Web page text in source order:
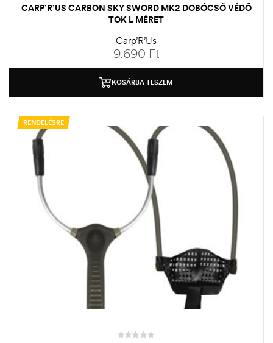
CARP’R’US CARBON SKY SWORD MK2 DOBÓCSŐ VÉDŐ
TOK L MÉRET
Carp’R’Us
9.690 Ft
KOSÁRBA TESZEM
RENDELÉSRE